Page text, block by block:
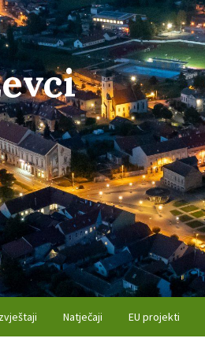
Natječaji EU projekti